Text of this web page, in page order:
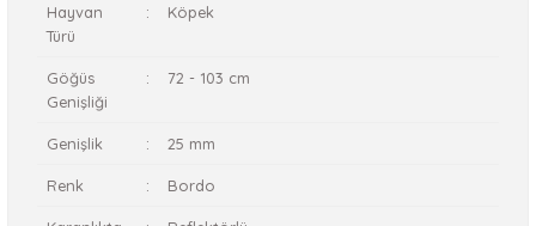
Hayvan
Türü
: Köpek
Göğüs
Genişliği
: 72 - 103 cm
Genişlik : 25 mm
Renk : Bordo